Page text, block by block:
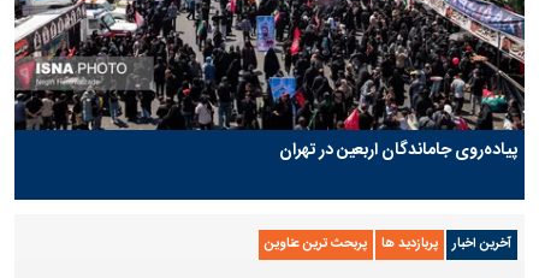
پیاده‌روی جاماندگان اربعین در تهران
آخرین اخبار پربازدید ها پربحث ترین عناوین